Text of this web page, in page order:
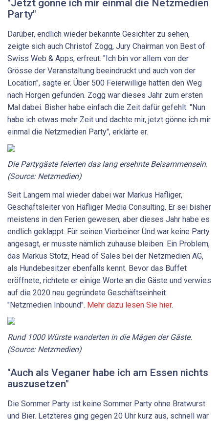
"Jetzt gönne ich mir einmal die Netzmedien
Party"
Darüber, endlich wieder bekannte Gesichter zu sehen,
zeigte sich auch Christof Zogg, Jury Chairman von Best of
Swiss Web & Apps, erfreut. "Ich bin vor allem von der
Grösse der Veranstaltung beeindruckt und auch von der
Location", sagte er. Über 500 Feierwillige hatten den Weg
nach Horgen gefunden. Zogg war dieses Jahr zum ersten
Mal dabei. Bisher habe einfach die Zeit dafür gefehlt. "Nun
habe ich etwas mehr Zeit und dachte mir, jetzt gönne ich mir
einmal die Netzmedien Party", erklärte er.
Die Partygäste feierten das lang ersehnte Beisammensein.
(Source: Netzmedien)
Seit Langem mal wieder dabei war Markus Häfliger,
Geschäftsleiter von Häfliger Media Consulting. Er sei bisher
meistens in den Ferien gewesen, aber dieses Jahr habe es
endlich geklappt. Für seinen Vierbeiner Ünd war keine Party
angesagt, er musste nämlich zuhause bleiben. Ein Problem,
das Markus Stotz, Head of Sales bei der Netzmedien AG,
als Hundebesitzer ebenfalls kennt. Bevor das Buffet
eröffnete, richtete er einige Worte an die Gäste und verwies
auf die 2020 neu gegründete Geschäftseinheit
"Netzmedien Inbound". Mehr dazu lesen Sie hier.
Rund 1000 Würste wanderten in die Mägen der Gäste.
(Source: Netzmedien)
"Auch als Veganer habe ich am Essen nichts
auszusetzen"
Die Sommer Party ist keine Sommer Party ohne Bratwurst
und Bier. Letzteres ging gegen 20 Uhr kurz aus, schnell war